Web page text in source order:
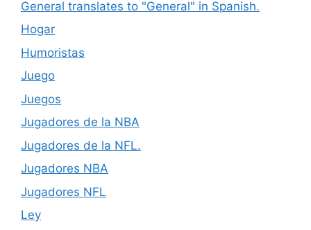
General translates to "General" in Spanish.
Hogar
Humoristas
Juego
Juegos
Jugadores de la NBA
Jugadores de la NFL.
Jugadores NBA
Jugadores NFL
Ley